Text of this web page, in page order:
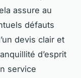
assure au
défauts
devis clair et
d’esprit
service